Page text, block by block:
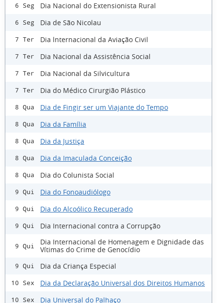
6 Seg Dia Nacional do Extensionista Rural
6 Seg Dia de São Nicolau
7 Ter Dia lnternacional da Aviação Civil
7 Ter Dia Nacional da Assistência Social
7 Ter Dia Nacional da Silvicultura
7 Ter Dia do Médico Cirurgião Plástico
8 Qua Dia de Fingir ser um Viajante do Tempo
8 Qua Dia da Família
8 Qua Dia da Justiça
8 Qua Dia da Imaculada Conceição
8 Qua Dia do Colunista Social
9 Qui Dia do Fonoaudiólogo
9 Qui Dia do Alcoólico Recuperado
9 Qui Dia Internacional contra a Corrupção
9 Qui
Dia Internacional de Homenagem e Dignidade das
Vítimas do Crime de Genocídio
9 Qui Dia da Criança Especial
10 Sex Dia da Declaração Universal dos Direitos Humanos
10 Sex Dia Universal do Palhaço